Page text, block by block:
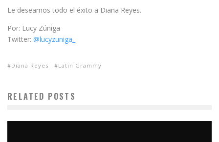
Le deseamos todo el éxito a Diana Reyes.
Por: Lucy Zúñiga
Twitter: @lucyzuniga_
Diana Reyes Latin Grammy
RELATED POSTS